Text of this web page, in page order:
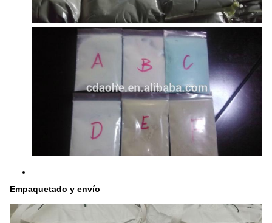
Empaquetado y envío